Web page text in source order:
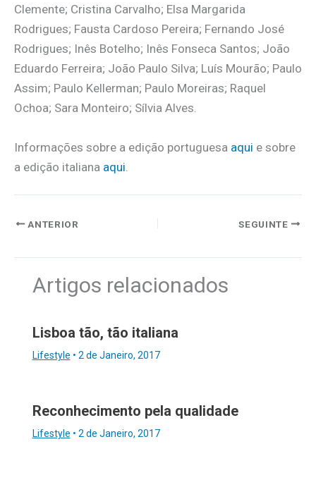
Clemente; Cristina Carvalho; Elsa Margarida
Rodrigues; Fausta Cardoso Pereira; Fernando José
Rodrigues; Inês Botelho; Inês Fonseca Santos; João
Eduardo Ferreira; João Paulo Silva; Luís Mourão; Paulo
Assim; Paulo Kellerman; Paulo Moreiras; Raquel
Ochoa; Sara Monteiro; Sílvia Alves.
Informações sobre a edição portuguesa aqui e sobre
a edição italiana aqui
ANTERIOR SEGUINTE
Artigos relacionados
Lisboa tão, tão italiana
Lifestyle • 2 de Janeiro, 2017
Reconhecimento pela qualidade
Lifestyle • 2 de Janeiro, 2017